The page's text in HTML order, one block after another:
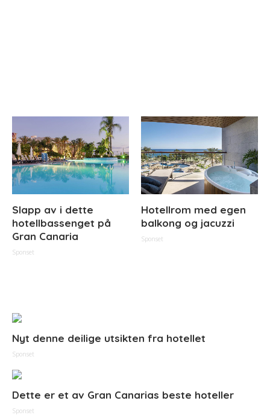
Slapp av i dette
hotellbassenget på
Gran Canaria
Sponset
Hotellrom med egen
balkong og jacuzzi
Sponset
Nyt denne deilige utsikten fra hotellet
Sponset
Dette er et av Gran Canarias beste hoteller
Sponset